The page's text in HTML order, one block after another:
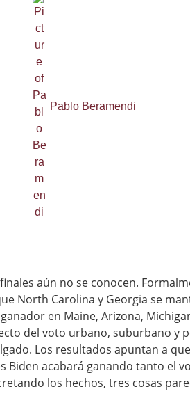
Pablo Beramendi
aún no se conocen.
North Carolina y Georgia se
en Maine, Arizona,
del voto urbano, suburbano
Los resultados apuntan a
acabará ganando tanto el
los hechos, tres cosas